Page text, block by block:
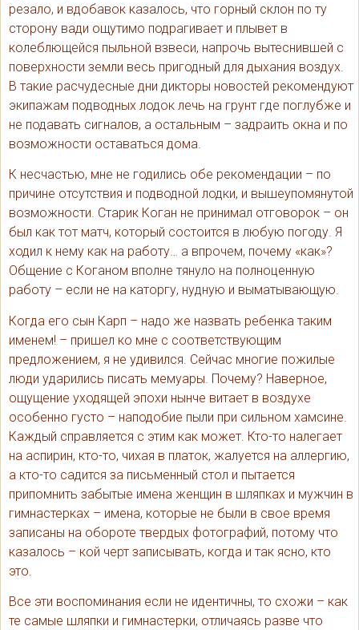
резало, и вдобавок казалось, что горный склон по ту
сторону вади ощутимо подрагивает и плывет в
колеблющейся пыльной взвеси, напрочь вытеснившей с
поверхности земли весь пригодный для дыхания воздух.
В такие расчудесные дни дикторы новостей рекомендуют
экипажам подводных лодок лечь на грунт где поглубже и
не подавать сигналов, а остальным – задраить окна и по
возможности оставаться дома.
К несчастью, мне не годились обе рекомендации – по
причине отсутствия и подводной лодки, и вышеупомянутой
возможности. Старик Коган не принимал отговорок – он
был как тот матч, который состоится в любую погоду. Я
ходил к нему как на работу… а впрочем, почему «как»?
Общение с Коганом вполне тянуло на полноценную
работу – если не на каторгу, нудную и выматывающую.
Когда его сын Карп – надо же назвать ребенка таким
именем! – пришел ко мне с соответствующим
предложением, я не удивился. Сейчас многие пожилые
люди ударились писать мемуары. Почему? Наверное,
ощущение уходящей эпохи нынче витает в воздухе
особенно густо – наподобие пыли при сильном хамсине.
Каждый справляется с этим как может. Кто-то налегает
на аспирин, кто-то, чихая в платок, жалуется на аллергию,
а кто-то садится за письменный стол и пытается
припомнить забытые имена женщин в шляпках и мужчин в
гимнастерках – имена, которые не были в свое время
записаны на обороте твердых фотографий, потому что
казалось – кой черт записывать, когда и так ясно, кто
это.
Все эти воспоминания если не идентичны, то схожи – как
те самые шляпки и гимнастерки, отличаясь разве что